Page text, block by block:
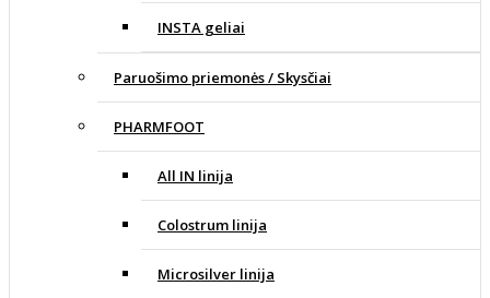
INSTA geliai
Paruošimo priemonės / Skysčiai
PHARMFOOT
All IN linija
Colostrum linija
Microsilver linija